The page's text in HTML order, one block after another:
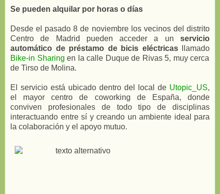
Se pueden alquilar por horas o días
Desde el pasado 8 de noviembre los vecinos del distrito
Centro de Madrid pueden acceder a un servicio
automático de préstamo de bicis eléctricas
llamado
Bike-in Sharing en la calle Duque de Rivas 5, muy cerca
de Tirso de Molina.
El servicio está ubicado dentro del local de Utopic_US,
el mayor centro de coworking de España, donde
conviven profesionales de todo tipo de disciplinas
interactuando entre sí y creando un ambiente ideal para
la colaboración y el apoyo mutuo.